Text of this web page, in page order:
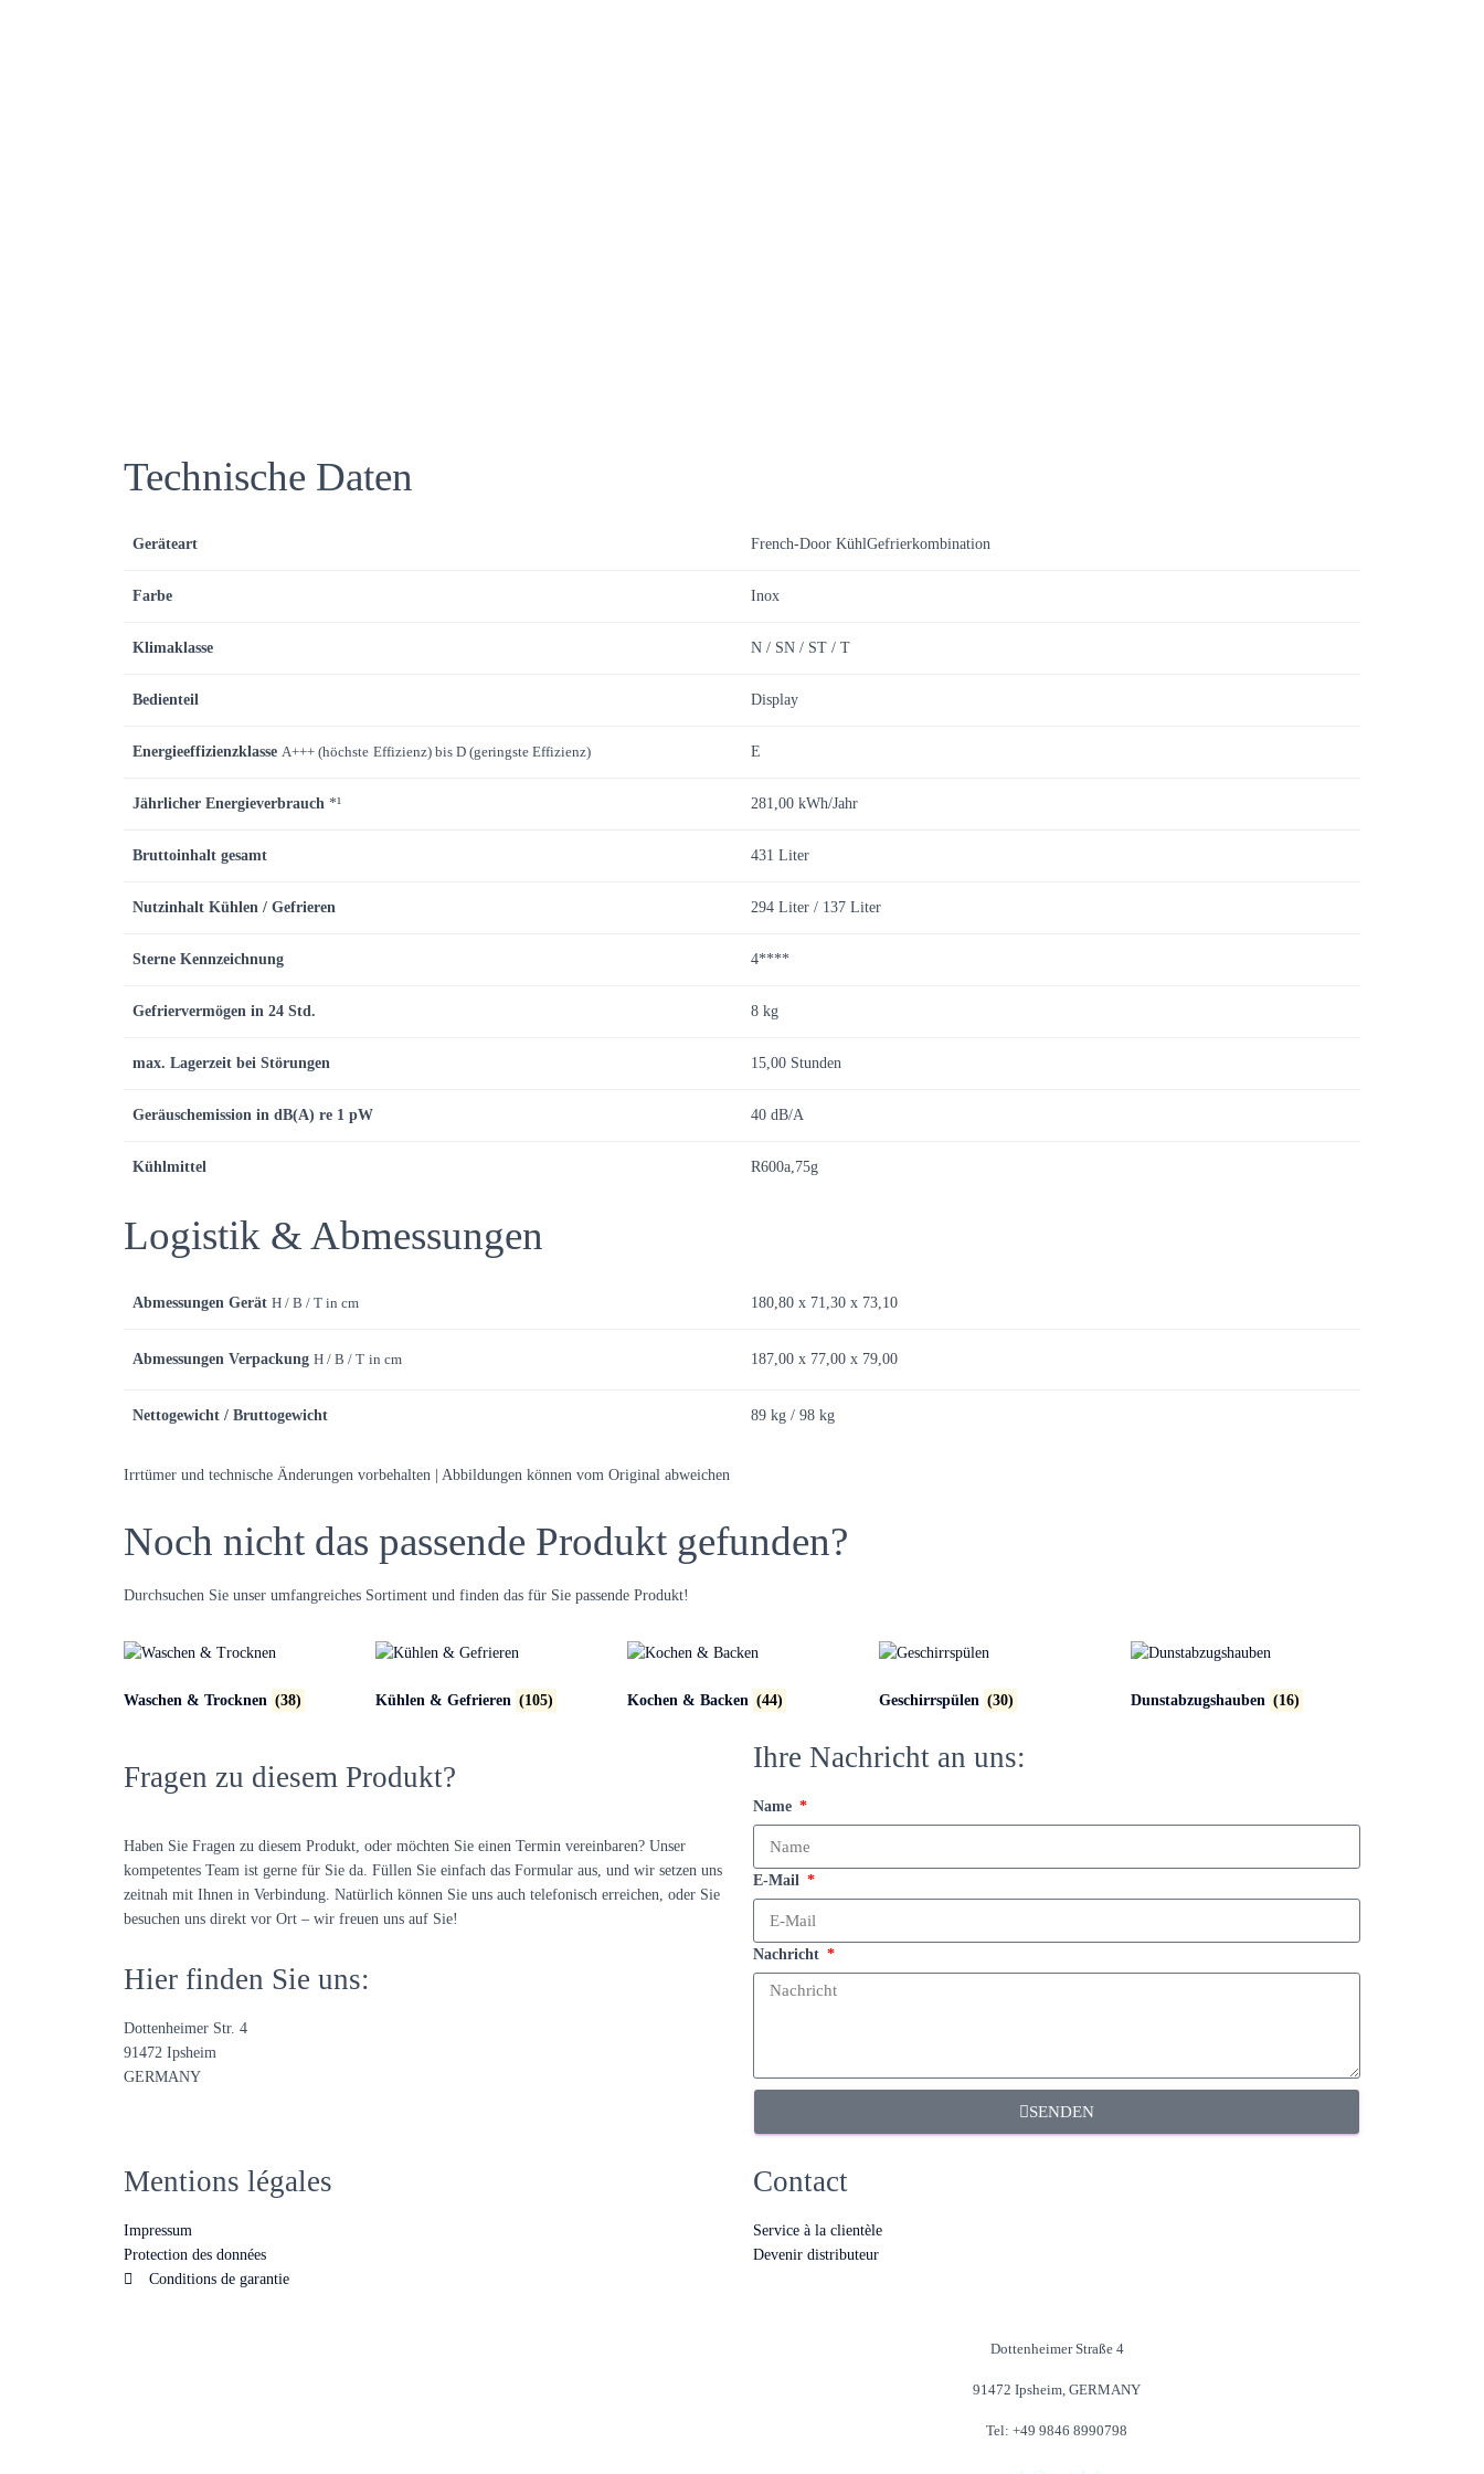
Technische Daten
Geräteart French-Door KühlGefrierkombination
Farbe Inox
Klimaklasse N / SN / ST / T
Bedienteil Display
Energieeffizienzklasse A+++ (höchste Effizienz) bis D (geringste Effizienz) E
Jährlicher Energieverbrauch *¹ 281,00 kWh/Jahr
Bruttoinhalt gesamt 431 Liter
Nutzinhalt Kühlen / Gefrieren 294 Liter / 137 Liter
Sterne Kennzeichnung 4****
Gefriervermögen in 24 Std. 8 kg
max. Lagerzeit bei Störungen 15,00 Stunden
Geräuschemission in dB(A) re 1 pW 40 dB/A
Kühlmittel R600a,75g
Logistik & Abmessungen
Abmessungen Gerät H / B / T in cm 180,80 x 71,30 x 73,10
Abmessungen Verpackung H / B / T in cm 187,00 x 77,00 x 79,00
Nettogewicht / Bruttogewicht 89 kg / 98 kg
Irrtümer und technische Änderungen vorbehalten | Abbildungen können vom Original abweichen
Noch nicht das passende Produkt gefunden?
Durchsuchen Sie unser umfangreiches Sortiment und finden das für Sie passende Produkt!
Waschen & Trocknen (38) Kühlen & Gefrieren (105) Kochen & Backen (44) Geschirrspülen (30) Dunstabzugshauben (16)
Fragen zu diesem Produkt?
Haben Sie Fragen zu diesem Produkt, oder möchten Sie einen Termin vereinbaren? Unser
kompetentes Team ist gerne für Sie da. Füllen Sie einfach das Formular aus, und wir setzen uns
zeitnah mit Ihnen in Verbindung. Natürlich können Sie uns auch telefonisch erreichen, oder Sie
besuchen uns direkt vor Ort – wir freuen uns auf Sie!
Hier finden Sie uns:
Dottenheimer Str. 4
91472 Ipsheim
GERMANY
Ihre Nachricht an uns:
Name
E-Mail
Nachricht
SENDEN
Mentions légales
Impressum
Protection des données
Conditions de garantie
Contact
Service à la clientèle
Devenir distributeur
Dottenheimer Straße 4
91472 Ipsheim, GERMANY
Tel: +49 9846 8990798